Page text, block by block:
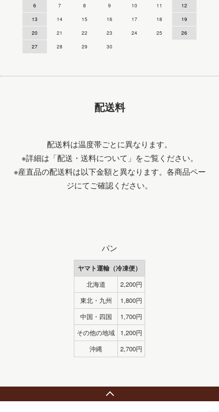
6
7 8 9 10 11
12
13
14 15 16 17 18
19
20
21 22 23 24 25
26
27
28 29 30
配送料
配送料は温度帯ごとに異なります。
※詳細は 「配送・送料について」 をご覧ください。
※産直品の配送料は以下金額と異なります。各商品ペー
ジにてご確認ください。
パン
ヤマト運輸（冷凍便）
北海道
2,200円
東北・九州
1,800円
中国・四国
1,700円
その他の地域
1,200円
沖縄
2,700円